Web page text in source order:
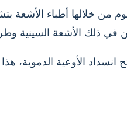
من خلالها أطباء
ذلك الأشعة السينية
الأوعية الدموية،